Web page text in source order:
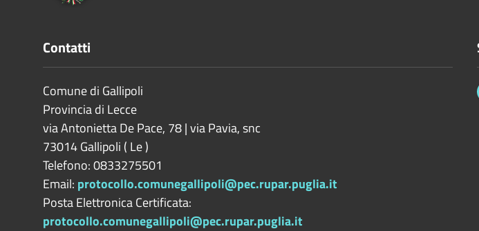
Contatti
Comune di Gallipoli
Provincia di Lecce
via Antonietta De Pace, 78 | via Pavia, snc
73014Gallipoli ( Le)
Telefono: 0833275501
Email: protocollo.comunegallipoli@pec.rupar.puglia.it
Posta Elettronica Certificata:
protocollo.comunegallipoli@pec.rupar.puglia.it